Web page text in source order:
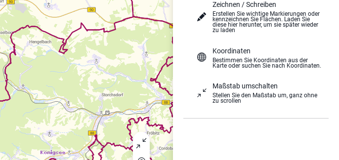
Zeichnen / Schreiben
Erstellen Sie wichtige Markierungen oder
kennzeichnen Sie Flächen. Laden Sie
diese hier herunter, um sie später wieder
zu laden
Koordinaten
Bestimmen Sie Koordinaten aus der
Karte oder suchen Sie nach Koordinaten.
Maßstab umschalten
Stellen Sie den Maßstab um, ganz ohne
zu scrollen